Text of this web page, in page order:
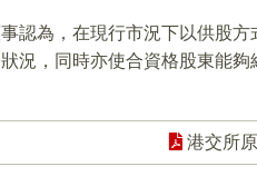
認為，在現行市況下以供股
況，同時亦使合資格股東能
港交所